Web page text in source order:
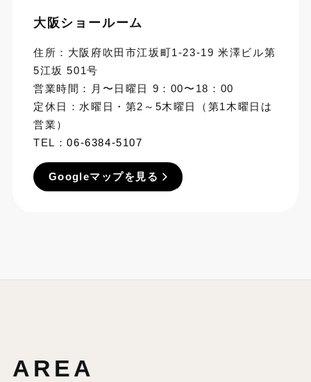
大阪ショールーム
住所：大阪府吹田市江坂町1-23-19 米澤ビル第
5江坂 501号
営業時間：月〜日曜日 9：00〜18：00
定休日：水曜日・第2～5木曜日（第1木曜日は
営業）
TEL：06-6384-5107
Googleマップを見る
AREA